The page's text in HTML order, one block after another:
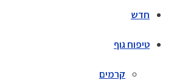
חדש
טיפוח גוף
קרמים